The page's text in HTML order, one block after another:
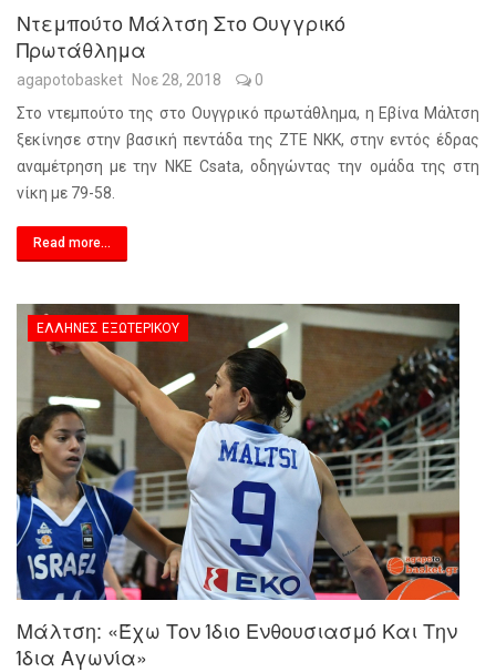
Ντεμπούτο Μάλτση Στο Ουγγρικό
Πρωτάθλημα
agapotobasket Νοε 28, 2018
0
Στο ντεμπούτο της στο Ουγγρικό πρωτάθλημα, η Εβίνα Μάλτση
ξεκίνησε στην βασική πεντάδα της ΖΤΕ ΝΚΚ, στην εντός έδρας
αναμέτρηση με την NKE Csata, οδηγώντας την ομάδα της στη
νίκη με 79-58.
Read more...
ΈΛΛΗΝΕΣ ΕΞΩΤΕΡΙΚΟΎ
Μάλτση: «Έχω Τον Ίδιο Ενθουσιασμό Και Την
Ίδια Αγωνία»